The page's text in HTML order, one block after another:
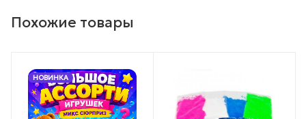
Похожие товары
НОВИНКА